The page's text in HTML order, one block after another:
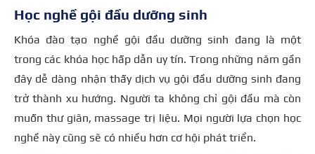
Học nghề gội đầu dưỡng sinh
Khóa đào tạo nghề gội đầu dưỡng sinh đang là một
trong các khóa học hấp dẫn uy tín. Trong những năm gần
đây dễ dàng nhận thấy dịch vụ gội đầu dưỡng sinh đang
trở thành xu hướng. Người ta không chỉ gội đầu mà còn
muốn thư giãn, massage trị liệu. Mọi người lựa chọn học
nghề này cũng sẽ có nhiều hơn cơ hội phát triển.